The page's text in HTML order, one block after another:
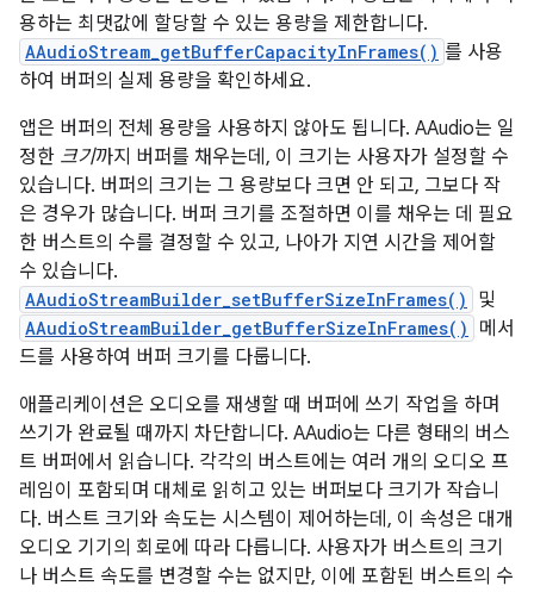
용하는 최댓값에 할당할 수 있는 용량을 제한합니다.
AAudioStream_getBufferCapacityInFrames() 를 사용
하여 버퍼의 실제 용량을 확인하세요.
앱은 버퍼의 전체 용량을 사용하지 않아도 됩니다. AAudio는 일
정한 크기까지 버퍼를 채우는데, 이 크기는 사용자가 설정할 수
있습니다. 버퍼의 크기는 그 용량보다 크면 안 되고, 그보다 작
은 경우가 많습니다. 버퍼 크기를 조절하면 이를 채우는 데 필요
한 버스트의 수를 결정할 수 있고, 나아가 지연 시간을 제어할
수 있습니다.
AAudioStreamBuilder_setBufferSizeInFrames() 및
AAudioStreamBuilder_getBufferSizeInFrames()
메서
드를 사용하여 버퍼 크기를 다룹니다.
애플리케이션은 오디오를 재생할 때 버퍼에 쓰기 작업을 하며
쓰기가 완료될 때까지 차단합니다. AAudio는 다른 형태의 버스
트 버퍼에서 읽습니다. 각각의 버스트에는 여러 개의 오디오 프
레임이 포함되며 대체로 읽히고 있는 버퍼보다 크기가 작습니
다. 버스트 크기와 속도는 시스템이 제어하는데, 이 속성은 대개
오디오 기기의 회로에 따라 다릅니다. 사용자가 버스트의 크기
나 버스트 속도를 변경할 수는 없지만, 이에 포함된 버스트의 수